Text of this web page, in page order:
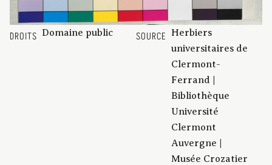
DROITS Domaine public SOURCE
Herbiers
universitaires de
Clermont-
Ferrand |
Bibliothèque
Université
Clermont
Auvergne |
Musée Crozatier